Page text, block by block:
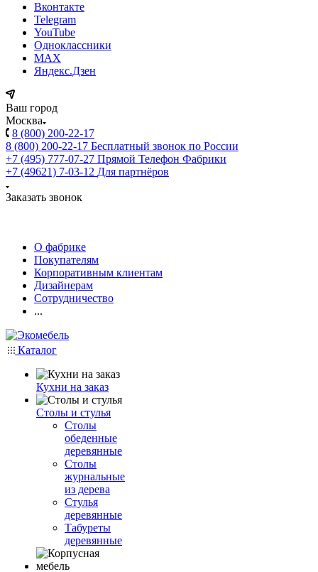
Вконтакте
Telegram
YouTube
Одноклассники
MAX
Яндекс.Дзен
Ваш город
Москва
8 (800) 200-22-17
8 (800) 200-22-17 Бесплатный звонок по России
+7 (495) 777-07-27 Прямой Телефон Фабрики
+7 (49621) 7-03-12 Для партнёров
Заказать звонок
О фабрике
Покупателям
Корпоративным клиентам
Дизайнерам
Сотрудничество
...
Каталог
Кухни на заказ
Столы и стулья
Столы
обеденные
деревянные
Столы
журнальные
из дерева
Стулья
деревянные
Табуреты
деревянные